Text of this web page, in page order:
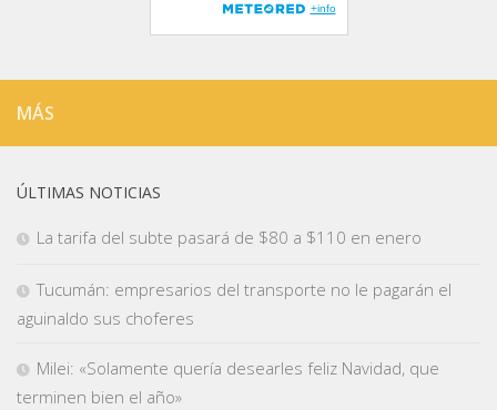
MÁS
ÚLTIMAS NOTICIAS
La tarifa del subte pasará de $80 a $110 en enero
Tucumán: empresarios del transporte no le pagarán el
aguinaldo sus choferes
Milei: «Solamente quería desearles feliz Navidad, que
terminen bien el año»